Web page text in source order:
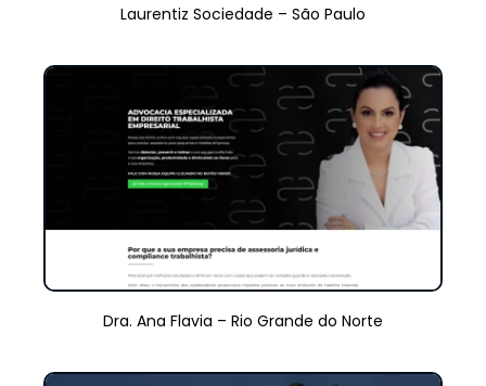
Laurentiz Sociedade – São Paulo
Dra. Ana Flavia – Rio Grande do Norte